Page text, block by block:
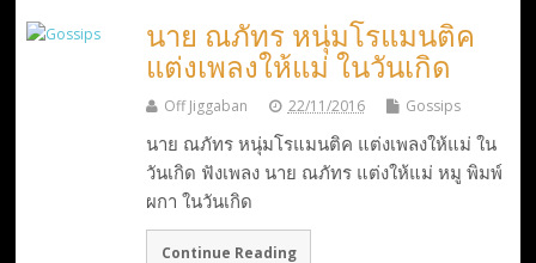
นาย ณภัทร หนุ่มโรแมนติค
แต่งเพลงให้แม่ ในวันเกิด
Off Jiggaban 22/11/2016 Gossips
นาย ณภัทร หนุ่มโรแมนติค แต่งเพลงให้แม่ ใน
วันเกิด ฟังเพลง นาย ณภัทร แต่งให้แม่ หมู พิมพ์
ผกา ในวันเกิด
Continue Reading